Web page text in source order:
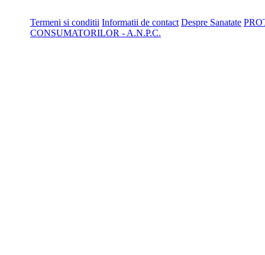
Termeni si conditii Informatii de contact Despre Sanatate
CONSUMATORILOR - A.N.P.C.